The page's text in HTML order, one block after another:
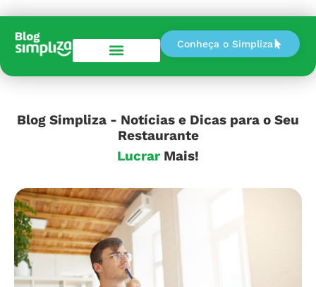
Conheça o Simpliza
Blog Simpliza - Notícias e Dicas para o Seu
Restaurante
Mais!